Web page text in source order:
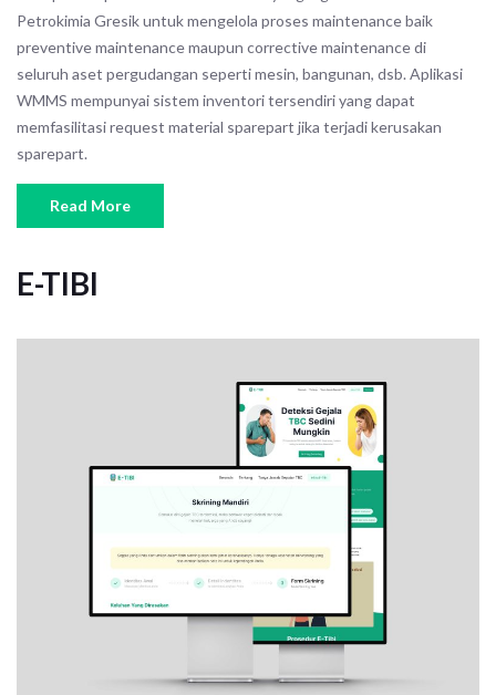
Petrokimia Gresik untuk mengelola proses maintenance baik
preventive maintenance maupun corrective maintenance di
seluruh aset pergudangan seperti mesin, bangunan, dsb. Aplikasi
WMMS mempunyai sistem inventori tersendiri yang dapat
memfasilitasi request material sparepart jika terjadi kerusakan
sparepart.
Read More
E-TIBI